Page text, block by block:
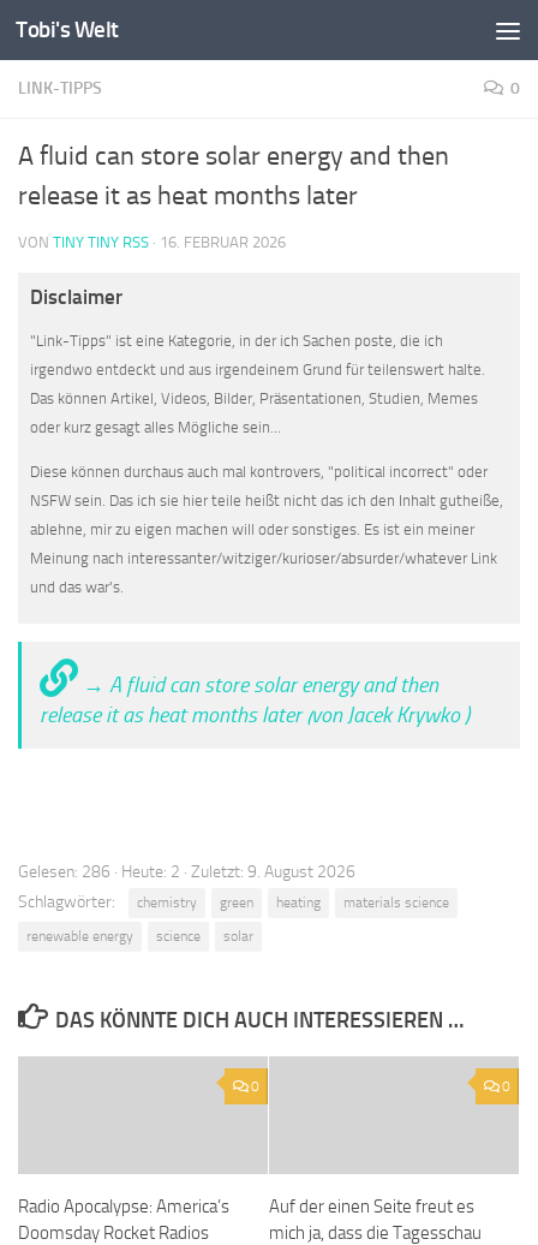
Zum Inhalt springen
Tobi's Welt
LINK-TIPPS 0
A fluid can store solar energy and then
release it as heat months later
VON TINY TINY RSS · 16. FEBRUAR 2026
Disclaimer
"Link-Tipps" ist eine Kategorie, in der ich Sachen poste, die ich
irgendwo entdeckt und aus irgendeinem Grund für teilenswert halte.
Das können Artikel, Videos, Bilder, Präsentationen, Studien, Memes
oder kurz gesagt alles Mögliche sein...
Diese können durchaus auch mal kontrovers, "political incorrect" oder
NSFW sein. Das ich sie hier teile heißt nicht das ich den Inhalt gutheiße,
ablehne, mir zu eigen machen will oder sonstiges. Es ist ein meiner
Meinung nach interessanter/witziger/kurioser/absurder/whatever Link
und das war's.
→ A fluid can store solar energy and then
release it as heat months later (von Jacek Krywko )
Gelesen: 286 · Heute: 2 · Zuletzt: 9. August 2026
Schlagwörter:
chemistry green heating
materials science
renewable energy
science solar
DAS KÖNNTE DICH AUCH INTERESSIEREN …
0
Radio Apocalypse: America’s
Doomsday Rocket Radios
0
Auf der einen Seite freut es
mich ja, dass die Tagesschau